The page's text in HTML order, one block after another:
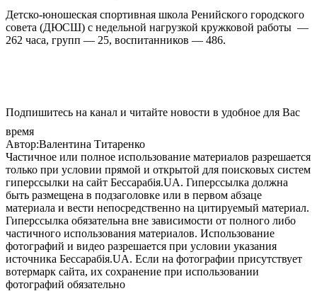
Детско-юношеская спортивная школа Ренийского городского
совета (ДЮСШ) с недельной нагрузкой кружковой работы —
262 часа, групп — 25, воспитанников — 486.
Подпишитесь на канал и читайте новости в удобное для Вас
время
Автор:Валентина Титаренко
Частичное или полное использование материалов разрешается
только при условии прямой и открытой для поисковых систем
гиперссылки на сайт Бессарабія.UA. Гиперссылка должна
быть размещена в подзаголовке или в первом абзаце
материала и вести непосредственно на цитируемый материал.
Гиперссылка обязательна вне зависимости от полного либо
частичного использования материалов. Использование
фотографий и видео разрешается при условии указания
источника Бессарабія.UA. Если на фотографии присутствует
вотермарк сайта, их сохранение при использовании
фотографий обязательно